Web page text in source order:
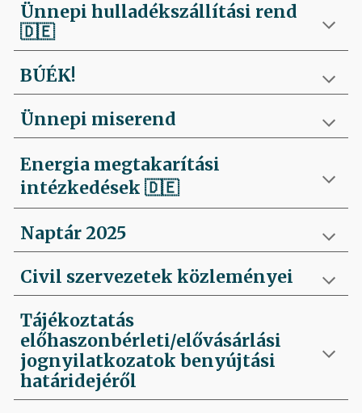
Ünnepi hulladékszállítási rend
🇩🇪
BÚÉK!
Ünnepi miserend
Energia megtakarítási
intézkedések🇩🇪
Naptár 2025
Civil szervezetek közleményei
Tájékoztatás
előhaszonbérleti/elővásárlási
jognyilatkozatok benyújtási
határidejéről